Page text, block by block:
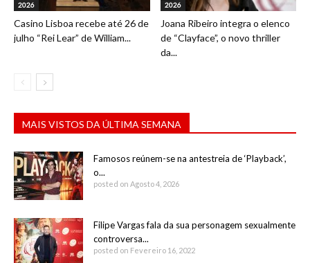
2026
Casino Lisboa recebe até 26 de
julho “Rei Lear” de William...
2026
Joana Ribeiro integra o elenco
de “Clayface”, o novo thriller
da...
MAIS VISTOS DA ÚLTIMA SEMANA
Famosos reúnem-se na antestreia de ‘Playback’,
o...
posted on Agosto 4, 2026
Filipe Vargas fala da sua personagem sexualmente
controversa...
posted on Fevereiro 16, 2022